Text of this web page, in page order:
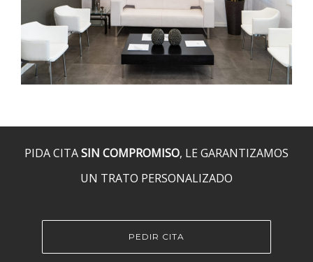
PIDA CITASIN COMPROMISO, LE GARANTIZAMOS
UN TRATO PERSONALIZADO
PEDIR CITA